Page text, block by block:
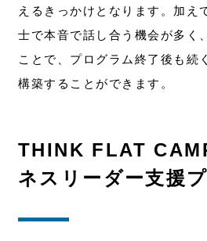
えるきっかけとなります。加え
士で本音で話し合う機会が多く
ことで、プログラム終了後も続
構築することができます。
THINK FLAT
ネスリーダー支援